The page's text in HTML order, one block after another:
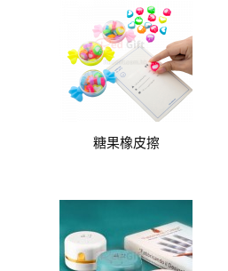
糖果橡皮擦